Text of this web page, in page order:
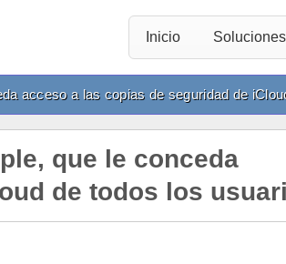
Inicio
acceso a las copias de seguridad de
que le conceda
de todos los